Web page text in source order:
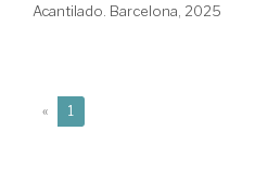
Acantilado. Barcelona, 2025
« 1